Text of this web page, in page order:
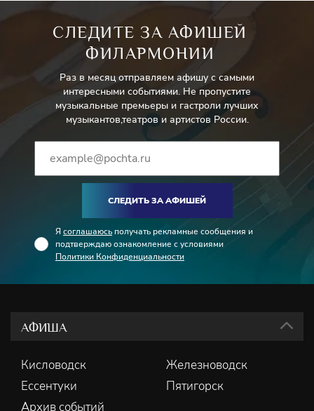
СЛЕДИТЕ ЗА АФИШЕЙ
ФИЛАРМОНИИ
Раз в месяц отправляем афишу с самыми
интересными событиями. Не пропустите
музыкальные премьеры и гастроли лучших
музыкантов,театров и артистов России.
СЛЕДИТЬ ЗА АФИШЕЙ
Я соглашаюсь получать рекламные сообщения и
подтверждаю ознакомление с условиями
Политики Конфиденциальности
АФИША
Кисловодск
Железноводск
Ессентуки
Пятигорск
Архив событий